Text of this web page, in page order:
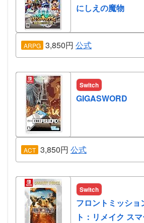
にしえの魔物
ARPG 3,850円 公式
Switch
GIGASWORD
ACT 3,850円 公式
Switch
フロントミッショ
ト：リメイク ス